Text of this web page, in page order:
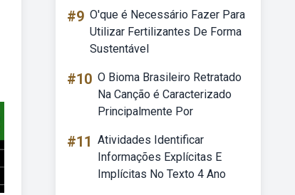
#9 O'que é Necessário Fazer Para
Utilizar Fertilizantes De Forma
Sustentável
#10 O Bioma Brasileiro Retratado
Na Canção é Caracterizado
Principalmente Por
#11 Atividades Identificar
Informações Explícitas E
Implícitas No Texto 4 Ano